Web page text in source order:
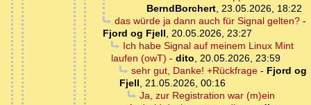
BerndBorchert, 23.05.2026, 18:22
das würde ja dann auch für Signal gelten?-
Fjord og Fjell, 20.05.2026, 23:27
Ich habe Signal auf meinem Linux Mint
laufen (owT) - dito, 20.05.2026, 23:59
sehr gut, Danke! +Rückfrage- Fjord og
Fjell, 21.05.2026, 00:16
Ja, zur Registration war (m)ein